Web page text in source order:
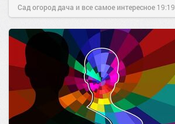
Сад огород дача и все самое интересное 19:19
24 июн 2019